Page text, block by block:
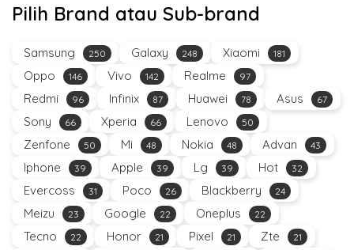
Pilih Brand atau Sub-brand
Samsung 250 Galaxy 248 Xiaomi 181
Oppo 146 Vivo 142 Realme 97
Redmi 96 Infinix 87 Huawei 78 Asus 67
Sony 66 Xperia 66 Lenovo 50
Zenfone 50 Mi 48 Nokia 48 Advan 43
Iphone 39 Apple 39 Lg 39 Hot 32
Evercoss 31 Poco 26 Blackberry 24
Meizu 23 Google 22 Oneplus 22
Tecno 22 Honor 21 Pixel 21 Zte 21